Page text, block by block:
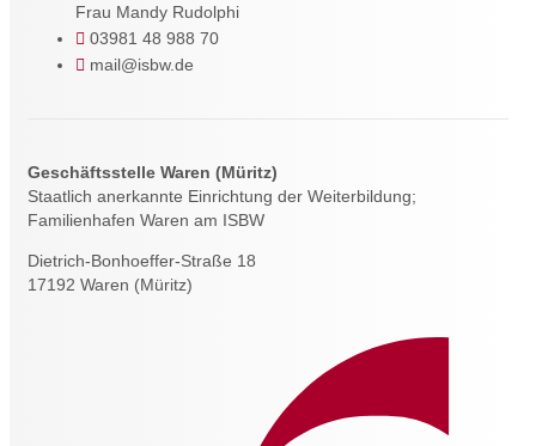
Frau Mandy Rudolphi
03981 48 988 70
mail@isbw.de
Geschäftsstelle Waren (Müritz)
Staatlich anerkannte Einrichtung der Weiterbildung;
Familienhafen Waren am ISBW
Dietrich-Bonhoeffer-Straße 18
17192 Waren (Müritz)